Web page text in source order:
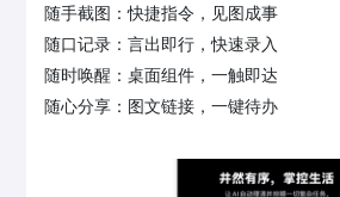
随手截图：快捷指令，见图成事
随口记录：言出即行，快速录入
随时唤醒：桌面组件，一触即达
随心分享：图文链接，一键待办